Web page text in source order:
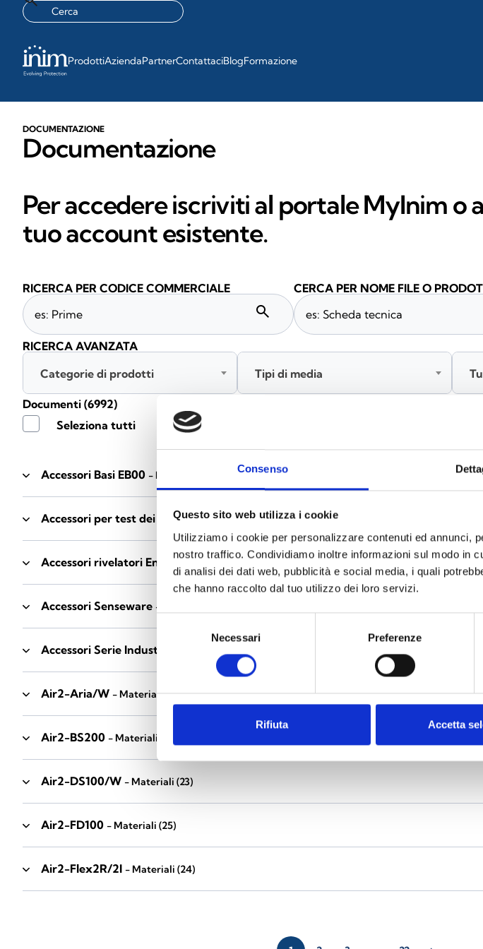
Consenso
Questo sito web utilizza i cookie
Utilizziamo i cookie per personalizzare contenuti ed annunci,
nostro traffico. Condividiamo inoltre informazioni sul modo in
di analisi dei dati web, pubblicità e social media, i quali
che hanno raccolto dal tuo utilizzo dei loro servizi.
consenso
Necessari Preferenze
Rifiuta Accetta
ProdottiAziendaPartnerContattaciBlogFormazione
DOCUMENTAZIONE
Documentazione
Per accedere iscriviti al portale MyInim o
tuo account esistente.
Accessori Basi EB00 - Materiali
Accessori per test dei rivelatori - Materiali(6)
Accessori rivelatori Enea - Materiali(35)
Accessori Senseware - Materiali
Accessori Serie Industrial
Air2-Aria/W - Materiali(23)
Air2-BS200 - Materiali
Air2-DS100/W - Materiali (23)
Air2-FD100 - Materiali (25)
Air2-Flex2R/2I - Materiali (24)
Documenti (6992)
Seleziona tutti
RICERCA PER CODICE COMMERCIALE
search
CERCA PER NOME FILE O
RICERCA AVANZATA
Categorie di prodotti
Tipi di media